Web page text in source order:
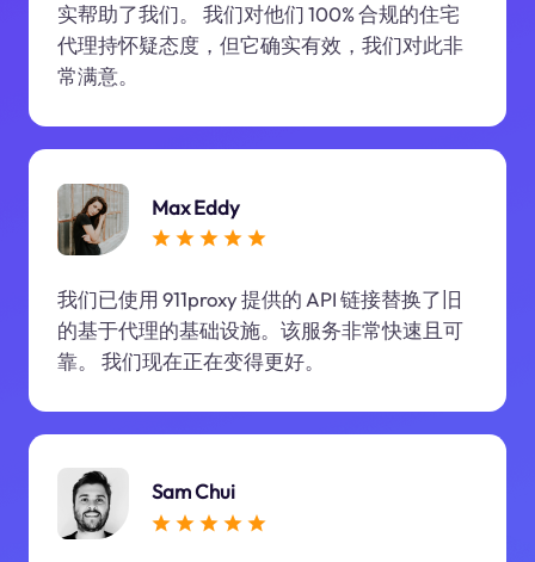
实帮助了我们。 我们对他们 100% 合规的住宅
代理持怀疑态度，但它确实有效，我们对此非
常满意。
Max Eddy
我们已使用 911proxy 提供的 API 链接替换了旧
的基于代理的基础设施。该服务非常快速且可
靠。 我们现在正在变得更好。
Sam Chui